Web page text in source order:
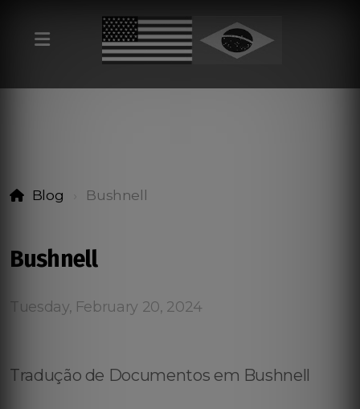
Blog Bushnell
Bushnell
Tuesday, February 20, 2024
Tradução de Documentos em Bushnell